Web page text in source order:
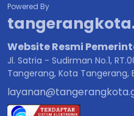
Powered By
Website Resmi
Jl. Satria - Sudirman No.1,
Tangerang, Kota Tangerang,